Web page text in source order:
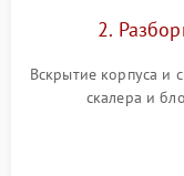
защиты от замыкания
2.
Вскрытие корпуса и
скалера и
конденсаторов,
контактов